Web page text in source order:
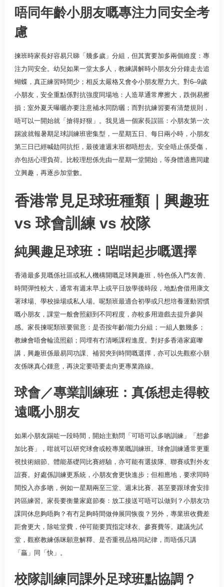
唔同年齡小朋友嘅專注力同安全考
慮
揀班時家長好容易只睇「幾多歲」分組，但其實要加多兩個維度：專
注力同安全。幼兒如果一堂太多人，教練講解時小朋友分分鐘走去追
蝴蝶，真正練習時間少；相反太嚴格又會令小朋友壓力大。對6–9歲
小朋友，安全重點係對抗強度同場地：人造草通常摩擦大，跌倒易擦
損；室外夏天曝曬亦要注意補水同防曬；而對抗練習要有清楚規則，
唔可以一開始就「搶得好狠」。我見過一個家長誤區：小朋友第一次
踢波就報暑期足球訓練班密集型，一星期五日、每日兩小時，小朋友
第三日已經喊攰同抗拒，最後連週末班都唔想去。安全唔止係受傷，
亦包括心理負荷。比較理想係先由一星期一堂開始，等身體適應同建
立興趣，再逐步加堂數。
香港常見足球班種類｜興趣班
vs 球會訓練 vs 校隊
純興趣足球班：啱啱起步嘅選擇
香港最多見嘅係社區或私人機構開嘅足球興趣班，特色係入門友善、
時間彈性較大，通常有週末早上或平日放學後時段，地點會借用康文
署球場、學校操場或私人場。呢類班最適合初學或只想培養運動習慣
嘅小朋友，課堂一般會照顧到不同程度，亦較多用遊戲去提升參與
感。家長揀呢類班要留意：是否按年齡/能力分組；一組人數幾多；
教練會唔會輪流照顧；同埋有冇清晰課程進度。對好多香港家庭嚟
講，興趣班係最易同功課、補習夾到時間嘅選擇，亦可以先觀察小朋
友係咪真心鍾意，再決定要唔要走向更專業路線。
球會／專業訓練班：真係想走得較
遠嘅小朋友
如果小朋友踢咗一段時間，開始主動問「可唔可以多啲訓練」「想參
加比賽」，咁就可以研究球會或較專業嘅訓練班。球會訓練通常更重
視技術細節、體能基礎同比賽經驗，亦可能有選拔隊、聯賽或對外友
誼賽。好處係訓練更系統，小朋友會更快進步；但相應地，要求同時
間投入亦多啲，例如一星期兩至三堂、週末比賽、甚至要跟球會安排
跨區練習。家長要衡量家庭節奏：放工接送可唔可以做到？小朋友功
課同休息夠唔夠？有冇足夠時間做伸展同恢復？另外，專業班收費差
距會更大，除咗堂費，仲可能要買指定球衣、參賽費等。建議先試
堂，觀察教練係咪願意解釋、是否重視品格同紀律，而唔係只講
「贏」同「快」。
校隊訓練同課外足球班點協調？